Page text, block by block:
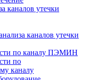
каналов утечки
каналов утечки
по каналу ПЭМИН
по
каналу